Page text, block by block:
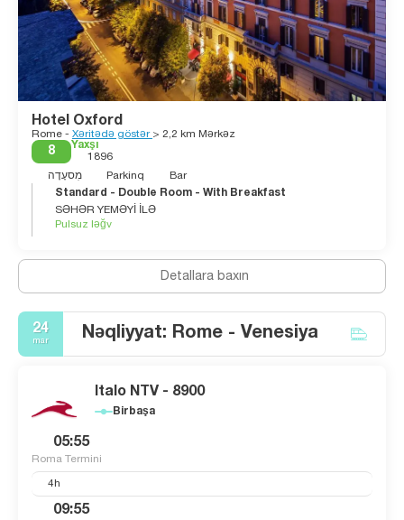
Hotel Oxford
Rome - Xəritədə göstər > 2,2 km Mərkəz
8
Yaxşı
1896
מִסעָדָה
Parkinq
Bar
Standard - Double Room - With Breakfast
SƏHƏR YEMƏYİ İLƏ
Pulsuz ləğv
Detallara baxın
24
mar Nəqliyyat: Rome - Venesiya
Italo NTV - 8900
Birbaşa
05:55
Roma Termini
4h
09:55